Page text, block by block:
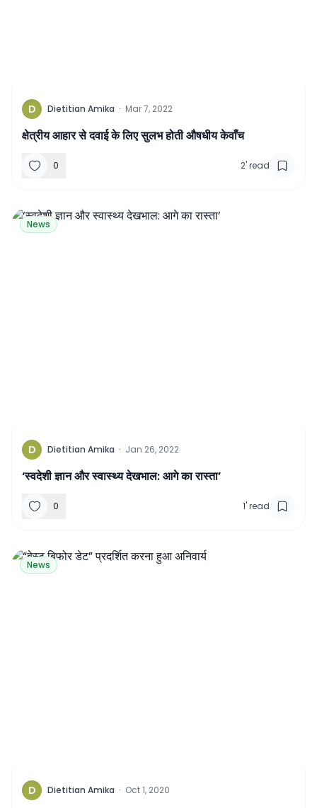
D Dietitian Amika · Mar 7, 2022
क्षेत्रीय आहार से दवाई के लिए सुलभ होती औषधीय केवाँच
0 2'read
News
D Dietitian Amika · Jan 26, 2022
‘स्वदेशी ज्ञान और स्वास्थ्य देखभाल: आगे का रास्ता’
0 1'read
News
D Dietitian Amika · Oct 1, 2020